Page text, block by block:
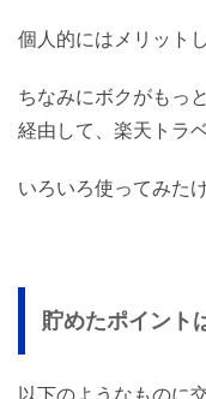
個人的にはメリット
ちなみにボクがもっ
経由して、楽天トラ
いろいろ使ってみた
貯めたポイント